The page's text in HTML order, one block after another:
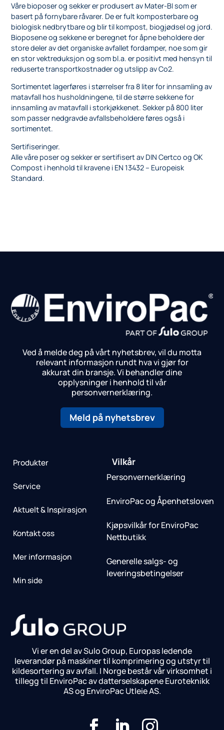
Våre bioposer og sekker er produsert av Mater-BI som er
basert på fornybare råvarer. De er fult komposterbare og
biologisk nedbrytbare og blir til kompost, biogjødsel og jord.
Bioposene og sekkene er beregnet for åpne beholdere der
store deler av det organiske avfallet fordamper, noe som gir
en stor vektreduksjon og som bl.a. er positivt med hensyn til
reduserte transportkostnader og utslipp av Co2.
Sortimentet lagerføres i størrelser fra 8 liter for innsamling av
matavfall hos husholdningene, til de større sekkene for
innsamling av matavfall i storkjøkkenet. Sekker på 800 liter
som passer nedgravde avfallsbeholdere føres også i
sortimentet.
Sertifiseringer.
Alle våre poser og sekker er sertifisert av DIN Certco og OK
Compost i henhold til kravene i EN 13432 – Europeisk
Standard.
Ved å melde deg på vårt nyhetsbrev, vil du motta
relevant informasjon rundt hva vi gjør for
akkurat din bransje.Vi behandler dine
opplysninger i henhold til vår
personvernerklæring.
Meld på nyhetsbrev
Produkter
Service
Aktuelt & Inspirasjon
Kontakt oss
Mer informasjon
Min side
Vilkår
Personvernerklæring
EnviroPac og Åpenhetsloven
Kjøpsvilkår for EnviroPac
Nettbutikk
Generelle salgs- og
leveringsbetingelser
Vi er en del av Sulo Group, Europas ledende
leverandør på maskiner til komprimering og utstyr til
kildesortering av avfall. I Norge består vår virksomhet i
tillegg til EnviroPac av datterselskapene Euroteknikk
AS og EnviroPac Utleie AS.
  